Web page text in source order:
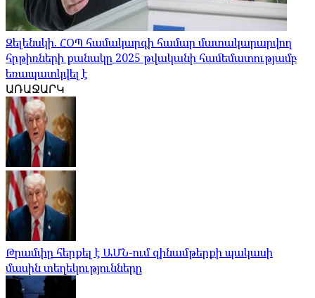
Զելենսկի. ՀՕՊ համակարգի համար մատակարարվող
հրթիռների քանակը 2025 թվականի համեմատությամբ
եռապատկվել է
ԱՌԱՋԱՐԿ
Թրամփը հերքել է ԱՄՆ-ում զինամթերքի պակասի
մասին տեղեկությունները